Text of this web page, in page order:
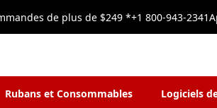
de plus de $249 *+1 800-943-2341
Rubans et Consommables Logiciels